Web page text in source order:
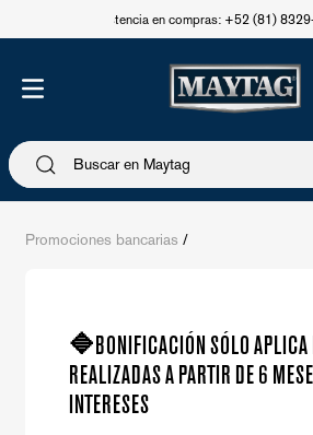
Asistencia en compras: +52 (81)
Promociones bancarias /
🔷BONIFICACIÓN SÓLO APLICA
REALIZADAS A PARTIR DE 6
INTERESES